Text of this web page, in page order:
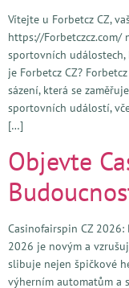
Vítejte u Forbetcz CZ,
https://Forbetczcz.com/
sportovních událostech,
je Forbetcz CZ?
sázení, která se
sportovních událostí,
[…]
Objevte
Casinofairspin CZ
2026 je novým a
slibuje nejen špičkové
výherním automatům a